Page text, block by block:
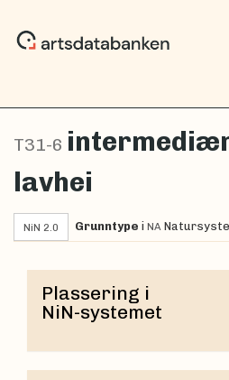
T31-6
lavhei
NiN 2.0 Grunntype i NA
Plassering i
NiN-systemet